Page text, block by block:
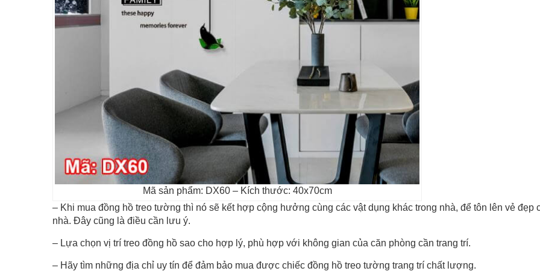
Mã sản phẩm: DX60 – Kích thước: 40x70cm
– Khi mua đồng hồ treo tường thì nó sẽ kết hợp cộng hưởng cùng các vật dụng khác trong nhà, để tôn lên vẻ đẹp
nhà. Đây cũng là điều cần lưu ý.
– Lựa chọn vị trí treo đồng hồ sao cho hợp lý, phù hợp với không gian của căn phòng cần trang trí.
– Hãy tìm những địa chỉ uy tín để đảm bảo mua được chiếc đồng hồ treo tường trang trí chất lượng.